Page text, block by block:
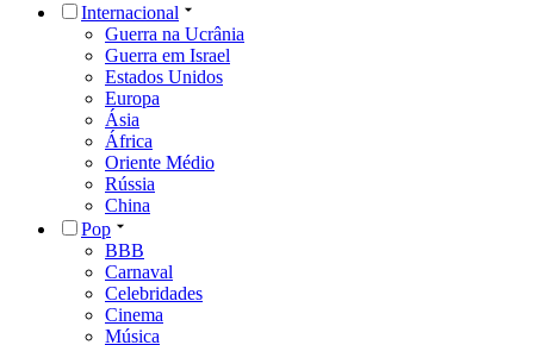
Internacional
Guerra na Ucrânia
Guerra em Israel
Estados Unidos
Europa
Ásia
África
Oriente Médio
Rússia
China
Pop
BBB
Carnaval
Celebridades
Cinema
Música